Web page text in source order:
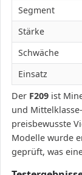
Segment
Stärke
Schwäche
Einsatz
Der F209 ist
und
preisbewusste
Modelle wurde
geprüft, was